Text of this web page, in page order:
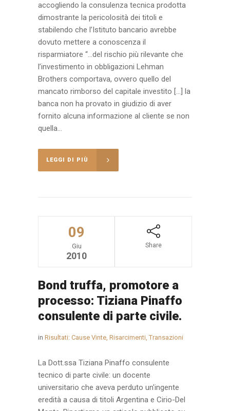
accogliendo la consulenza tecnica prodotta
dimostrante la pericolosità dei titoli e
stabilendo che l’Istituto bancario avrebbe
dovuto mettere a conoscenza il
risparmiatore “…del rischio più rilevante che
l’investimento in obbligazioni Lehman
Brothers comportava, ovvero quello del
mancato rimborso del capitale investito […] la
banca non ha provato in giudizio di aver
fornito alcuna informazione al cliente se non
quella...
LEGGI DI PIÙ
09
Giu
2010
Share
Bond truffa, promotore a
processo: Tiziana Pinaffo
consulente di parte civile.
in Risultati: Cause Vinte, Risarcimenti, Transazioni
La Dott.ssa Tiziana Pinaffo consulente
tecnico di parte civile: un docente
universitario che aveva perduto un'ingente
eredità a causa di titoli Argentina e Cirio-Del